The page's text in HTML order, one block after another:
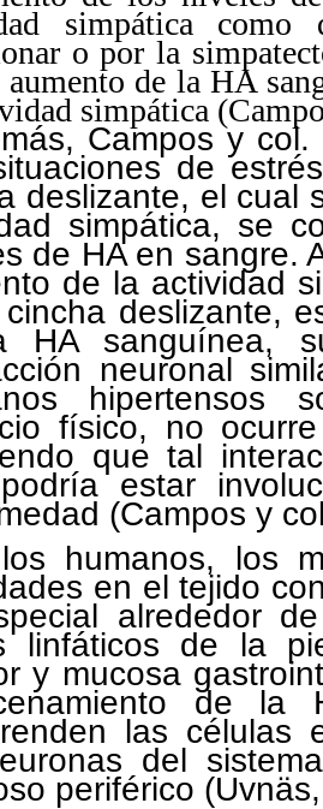
simpática como
o por la
aumento de la HA
simpática
Campos y
de
deslizante, el cual
simpática, se
de HA en sangre.
de la actividad
deslizante,
HA sanguínea,
neuronal
hipertensos
físico, no
que tal
estar
(Campos y
humanos, los
en el tejido
alrededor
linfáticos de la
y mucosa
de la
las células
del
periférico